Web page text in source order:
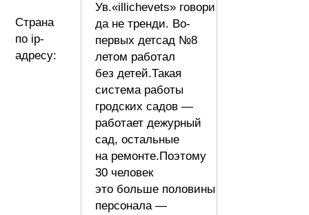
Страна
по ip-
адресу:
Ув.«illichevets» говори
да не тренди. Во-
первых детсад №8
летом работал
без детей.Такая
система работы
гродских садов —
работает дежурный
сад, остальные
на ремонте.Поэтому
30 человек
это больше половины
персонала —